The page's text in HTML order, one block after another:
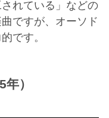
れている」などの
ですが、オーソド
です。
）